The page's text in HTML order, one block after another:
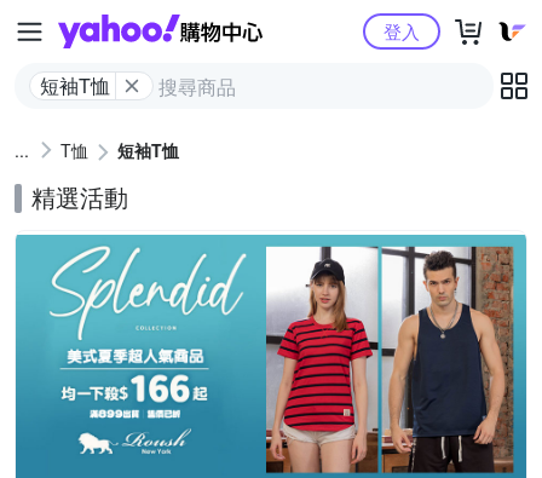
Yahoo購物中心
短袖T恤
登入
T恤 短袖T恤
精選活動